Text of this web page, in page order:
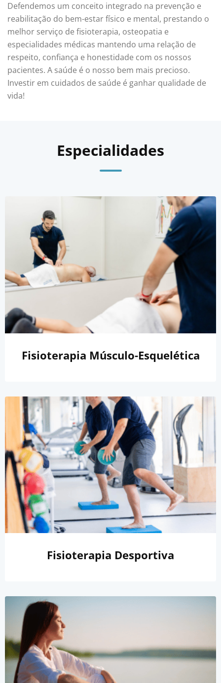
Defendemos um conceito integrado na prevenção e
reabilitação do bem-estar físico e mental, prestando o
melhor serviço de fisioterapia, osteopatia e
especialidades médicas mantendo uma relação de
respeito, confiança e honestidade com os nossos
pacientes. A saúde é o nosso bem mais precioso.
Investir em cuidados de saúde é ganhar qualidade de
vida!
Especialidades
Fisioterapia Músculo-Esquelética
Fisioterapia Desportiva